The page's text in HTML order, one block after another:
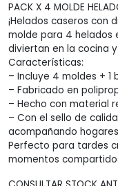
PACK X 4 MOLDE
¡Helados caseros con
molde para 4 helados
diviertan en la cocina
Características:
– Incluye 4 moldes + 1
– Fabricado en
– Hecho con material
– Con el sello de
acompañando hogares
Perfecto para tardes
momentos